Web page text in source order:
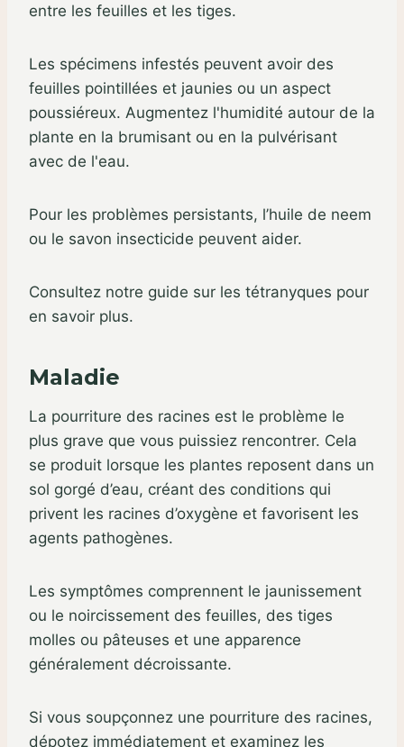
entre les feuilles et les tiges.
Les spécimens infestés peuvent avoir des
feuilles pointillées et jaunies ou un aspect
poussiéreux. Augmentez l'humidité autour de la
plante en la brumisant ou en la pulvérisant
avec de l'eau.
Pour les problèmes persistants, l’huile de neem
ou le savon insecticide peuvent aider.
Consultez notre guide sur les tétranyques pour
en savoir plus.
Maladie
La pourriture des racines est le problème le
plus grave que vous puissiez rencontrer. Cela
se produit lorsque les plantes reposent dans un
sol gorgé d’eau, créant des conditions qui
privent les racines d’oxygène et favorisent les
agents pathogènes.
Les symptômes comprennent le jaunissement
ou le noircissement des feuilles, des tiges
molles ou pâteuses et une apparence
généralement décroissante.
Si vous soupçonnez une pourriture des racines,
dépotez immédiatement et examinez les